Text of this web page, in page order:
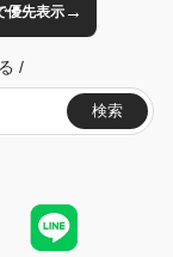
優先表示→
/
検索